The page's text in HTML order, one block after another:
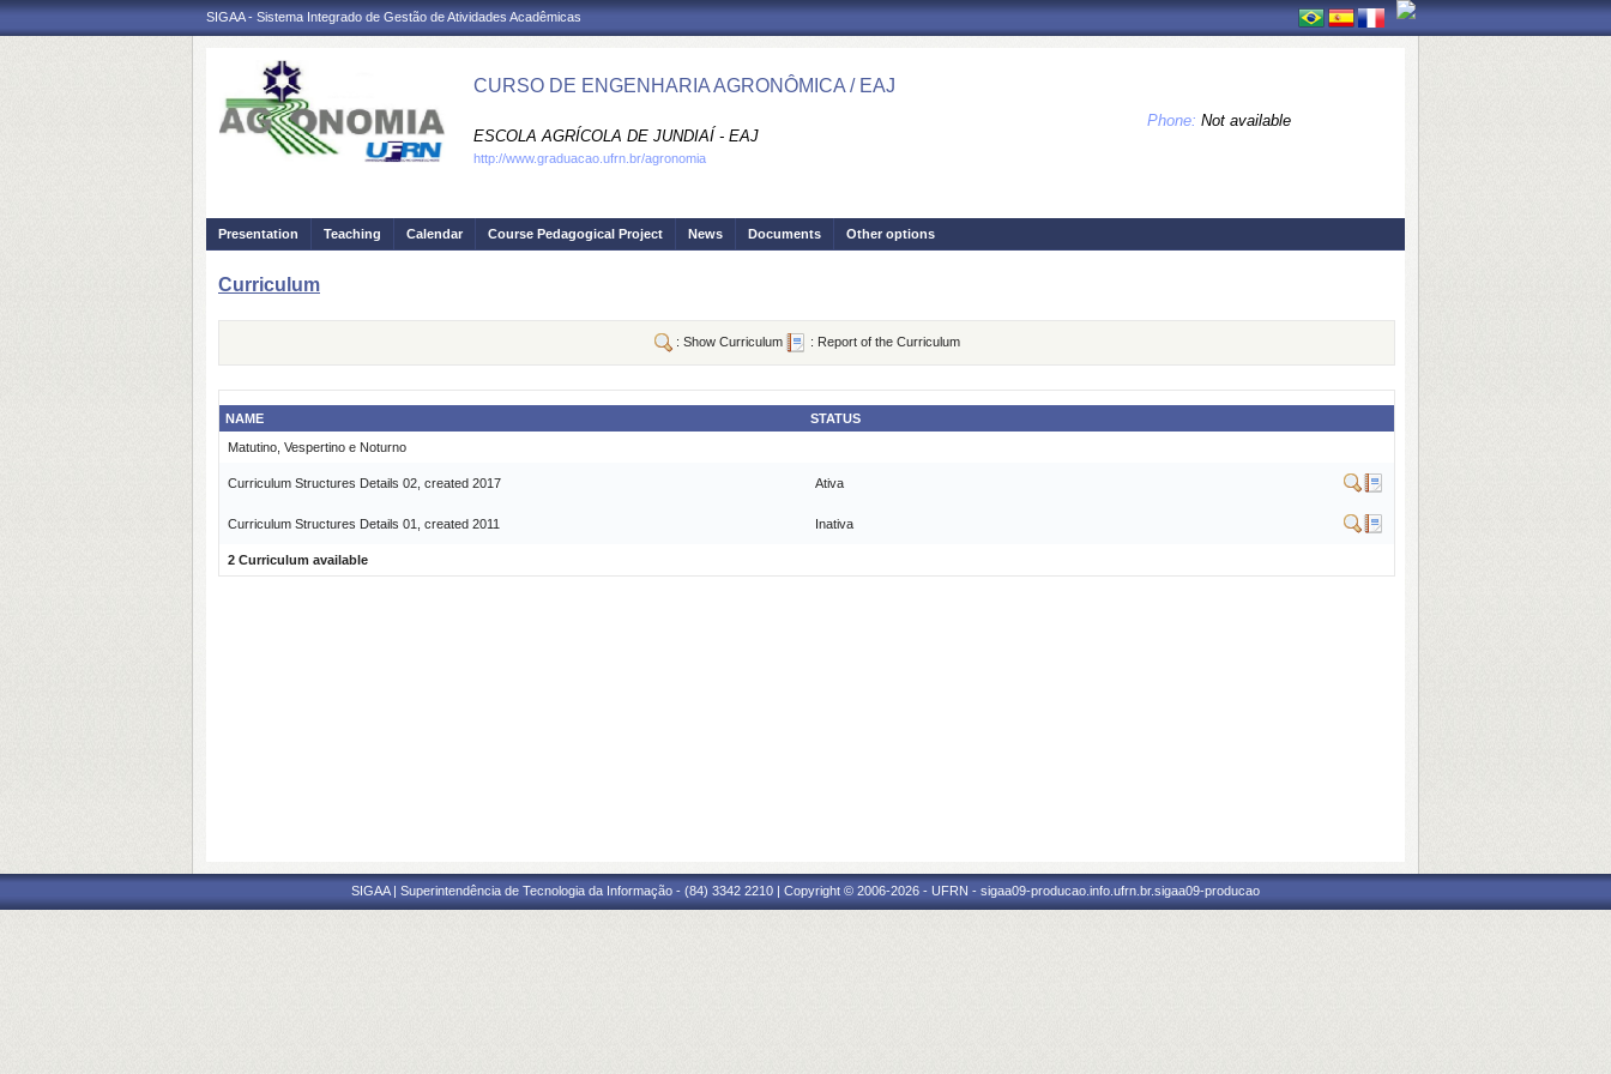
SIGAA - Sistema Integrado de Gestão de Atividades Acadêmicas
CURSO DE ENGENHARIA AGRONÔMICA / EAJ
ESCOLA AGRÍCOLA DE JUNDIAÍ - EAJ
Phone: Not available
http://www.graduacao.ufrn.br/agronomia
Presentation Teaching Calendar Course Pedagogical Project News Documents Other options
Curriculum
: Show Curriculum : Report of the Curriculum
NAME
STATUS
Matutino, Vespertino e Noturno
Curriculum Structures Details 02, created 2017 Ativa
Curriculum Structures Details 01, created 2011 Inativa
2 Curriculum available
SIGAA | Superintendência de Tecnologia da Informação - (84) 3342 2210 | Copyright © 2006-2026 - UFRN - sigaa09-producao.info.ufrn.br.sigaa09-producao